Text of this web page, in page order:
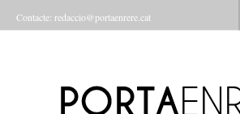
Contacte: redaccio@portaenrere.cat